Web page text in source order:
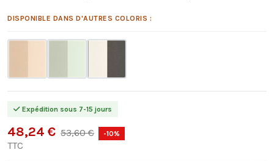
DISPONIBLE DANS D'AUTRES COLORIS :
Expédition sous 7-15 jours
48,24 € 53,60 € -10%
TTC